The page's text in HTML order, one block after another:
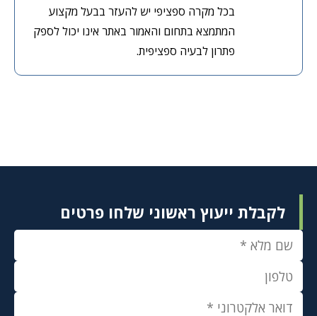
בכל מקרה ספציפי יש להעזר בבעל מקצוע
המתמצא בתחום והאמור באתר אינו יכול לספק
פתרון לבעיה ספציפית.
לקבלת ייעוץ ראשוני שלחו פרטים